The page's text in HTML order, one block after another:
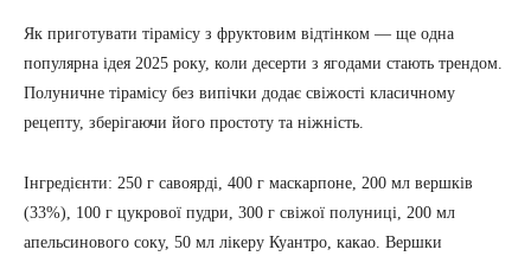
Як приготувати тірамісу з фруктовим відтінком — ще одна
популярна ідея 2025 року, коли десерти з ягодами стають трендом.
Полуничне тірамісу без випічки додає свіжості класичному
рецепту, зберігаючи його простоту та ніжність.
Інгредієнти: 250 г савоярді, 400 г маскарпоне, 200 мл вершків
(33%), 100 г цукрової пудри, 300 г свіжої полуниці, 200 мл
апельсинового соку, 50 мл лікеру Куантро, какао. Вершки